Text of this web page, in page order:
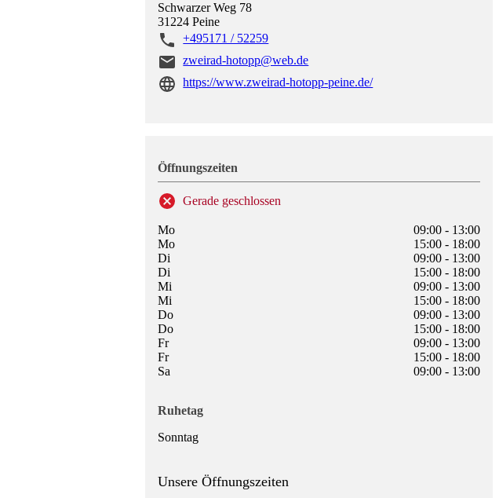
Schwarzer Weg 78
31224 Peine
+495171 / 52259
zweirad-hotopp@web.de
https://www.zweirad-hotopp-peine.de/
Öffnungszeiten
Gerade geschlossen
Mo
09:00 - 13:00
Mo
15:00 - 18:00
Di
09:00 - 13:00
Di
15:00 - 18:00
Mi
09:00 - 13:00
Mi
15:00 - 18:00
Do
09:00 - 13:00
Do
15:00 - 18:00
Fr
09:00 - 13:00
Fr
15:00 - 18:00
Sa
09:00 - 13:00
Ruhetag
Sonntag
Unsere Öffnungszeiten